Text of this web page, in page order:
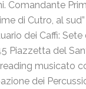
Comandante
di Cutro, al
dei Caffi:
Piazzetta del
reading musicato
dei